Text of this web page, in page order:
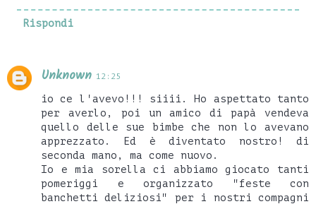
Rispondi
Unknown 12:25
io ce l'avevo!!! siiii. Ho aspettato tanto
per averlo, poi un amico di papà vendeva
quello delle sue bimbe che non lo avevano
apprezzato. Ed è diventato nostro! di
seconda mano, ma come nuovo.
Io e mia sorella ci abbiamo giocato tanti
pomeriggi e organizzato "feste con
banchetti deliziosi" per i nostri compagni